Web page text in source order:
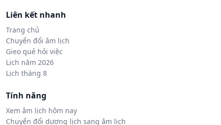
Liên kết nhanh
Trang chủ
Chuyển đổi âm lịch
Gieo quẻ hỏi việc
Lịch năm 2026
Lịch tháng 8
Tính năng
Xem âm lịch hôm nay
Chuyển đổi dương lịch sang âm lịch